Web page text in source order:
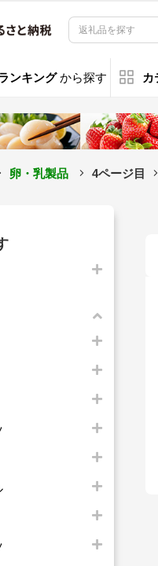
ンキング から探す カ
卵・乳製品 4ページ目